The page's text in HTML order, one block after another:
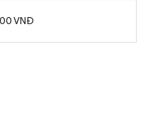
VNĐ